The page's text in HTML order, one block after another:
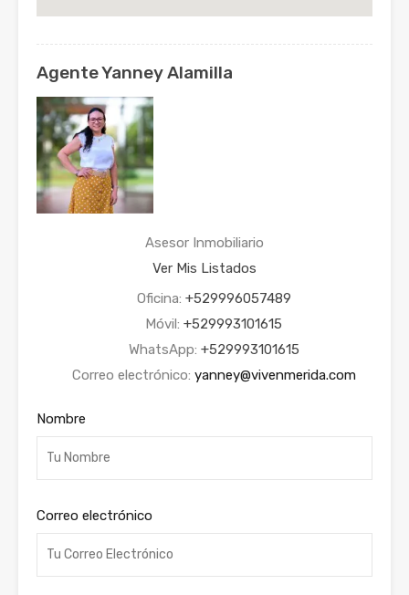
Agente Yanney Alamilla
Asesor Inmobiliario
Ver Mis Listados
Oficina: +529996057489
Móvil: +529993101615
WhatsApp: +529993101615
Correo electrónico: yanney@vivenmerida.com
Nombre
Correo electrónico